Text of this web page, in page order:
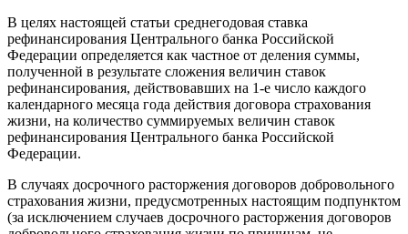
В целях настоящей статьи среднегодовая ставка
рефинансирования Центрального банка Российской
Федерации определяется как частное от деления суммы,
полученной в результате сложения величин ставок
рефинансирования, действовавших на 1-е число каждого
календарного месяца года действия договора страхования
жизни, на количество суммируемых величин ставок
рефинансирования Центрального банка Российской
Федерации.
В случаях досрочного расторжения договоров добровольного
страхования жизни, предусмотренных настоящим подпунктом
(за исключением случаев досрочного расторжения договоров